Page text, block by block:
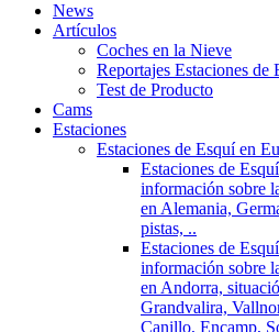
News
Artículos
Coches en la Nieve
Reportajes Estaciones de
Test de Producto
Cams
Estaciones
Estaciones de Esquí en
Estaciones de
información sobre
en Alemania,
pistas, ..
Estaciones de
información sobre
en Andorra,
Grandvalira,
Canillo, Encamp,